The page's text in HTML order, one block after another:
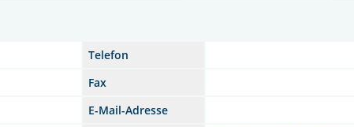
Telefon
Fax
E-Mail-Adresse